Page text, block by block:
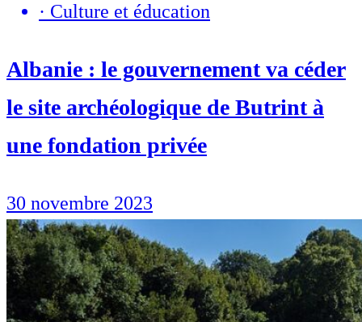
· Culture et éducation
Albanie : le gouvernement va céder
le site archéologique de Butrint à
une fondation privée
30 novembre 2023